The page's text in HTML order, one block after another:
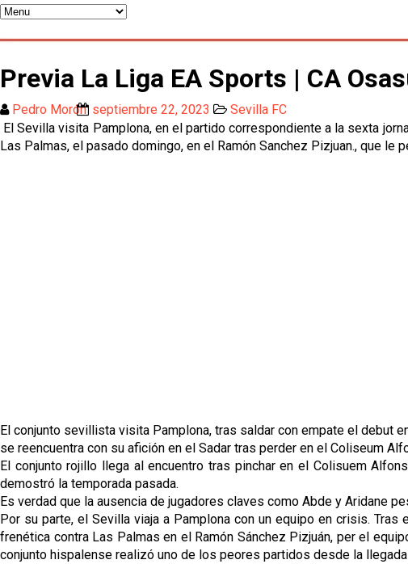
Previa La Liga EA Sports | CA
Pedro Morón septiembre 22, 2023
Sevilla FC
El Sevilla visita Pamplona, en el partido correspondiente a la sexta
Las Palmas, el pasado domingo, en el Ramón Sanchez Pizjuan., que
El conjunto sevillista visita Pamplona, tras saldar con empate el debut
se reencuentra con su afición en el Sadar tras perder en el Coliseum
El conjunto rojillo llega al encuentro tras pinchar en el Colisuem
demostró la temporada pasada.
Es verdad que la ausencia de jugadores claves como Abde y Aridane
Por su parte, el Sevilla viaja a Pamplona con un equipo en crisis.
frenética contra Las Palmas en el Ramón Sánchez Pizjuán, per el
conjunto hispalense realizó uno de los peores partidos desde la